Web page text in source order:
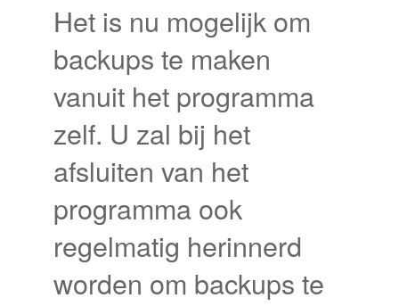
Het is nu mogelijk om
backups te maken
vanuit het programma
zelf. U zal bij het
afsluiten van het
programma ook
regelmatig herinnerd
worden om backups te